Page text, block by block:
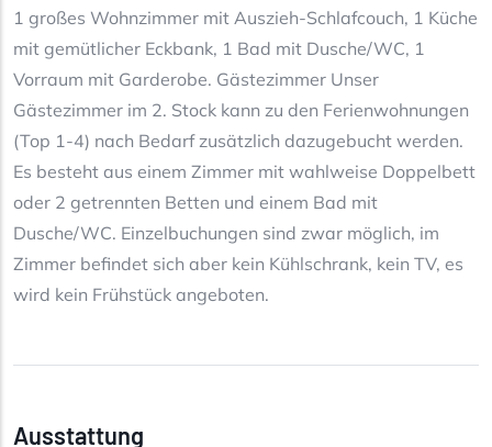
1 großes Wohnzimmer mit Auszieh-Schlafcouch, 1 Küche
mit gemütlicher Eckbank, 1 Bad mit Dusche/WC, 1
Vorraum mit Garderobe. Gästezimmer Unser
Gästezimmer im 2. Stock kann zu den Ferienwohnungen
(Top 1-4) nach Bedarf zusätzlich dazugebucht werden.
Es besteht aus einem Zimmer mit wahlweise Doppelbett
oder 2 getrennten Betten und einem Bad mit
Dusche/WC. Einzelbuchungen sind zwar möglich, im
Zimmer befindet sich aber kein Kühlschrank, kein TV, es
wird kein Frühstück angeboten.
Ausstattung